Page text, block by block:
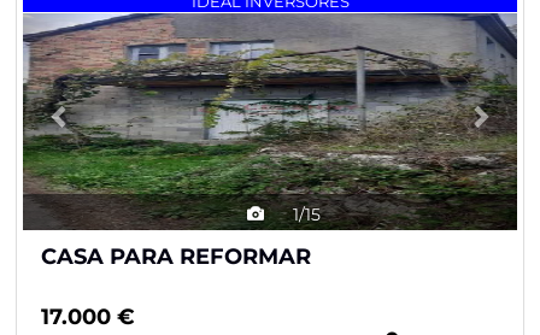
1/15
CASA PARA REFORMAR
17.000 €